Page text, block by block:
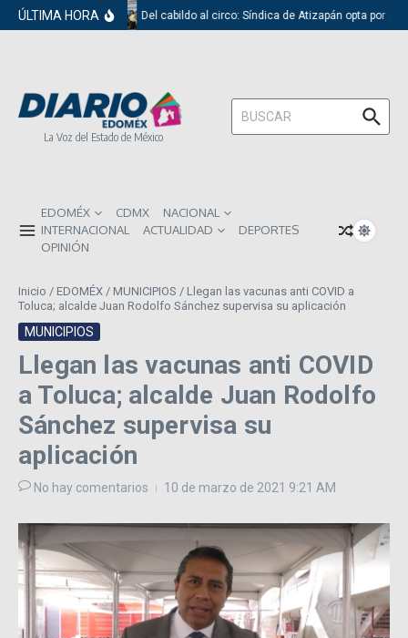
Saltar al contenido
ÚLTIMA HORA Del cabildo al circo: Síndica de Atizapán opta por el
La Voz del Estado de México
Buscar:
EDOMÉX CDMX
NACIONAL
INTERNACIONAL
ACTUALIDAD
DEPORTES
OPINIÓN
Inicio / EDOMÉX / MUNICIPIOS / Llegan las vacunas anti COVID a
Toluca; alcalde Juan Rodolfo Sánchez supervisa su aplicación
MUNICIPIOS
Llegan las vacunas anti COVID
a Toluca; alcalde Juan Rodolfo
Sánchez supervisa su
aplicación
No hay comentarios 10 de marzo de 2021 9:21 AM